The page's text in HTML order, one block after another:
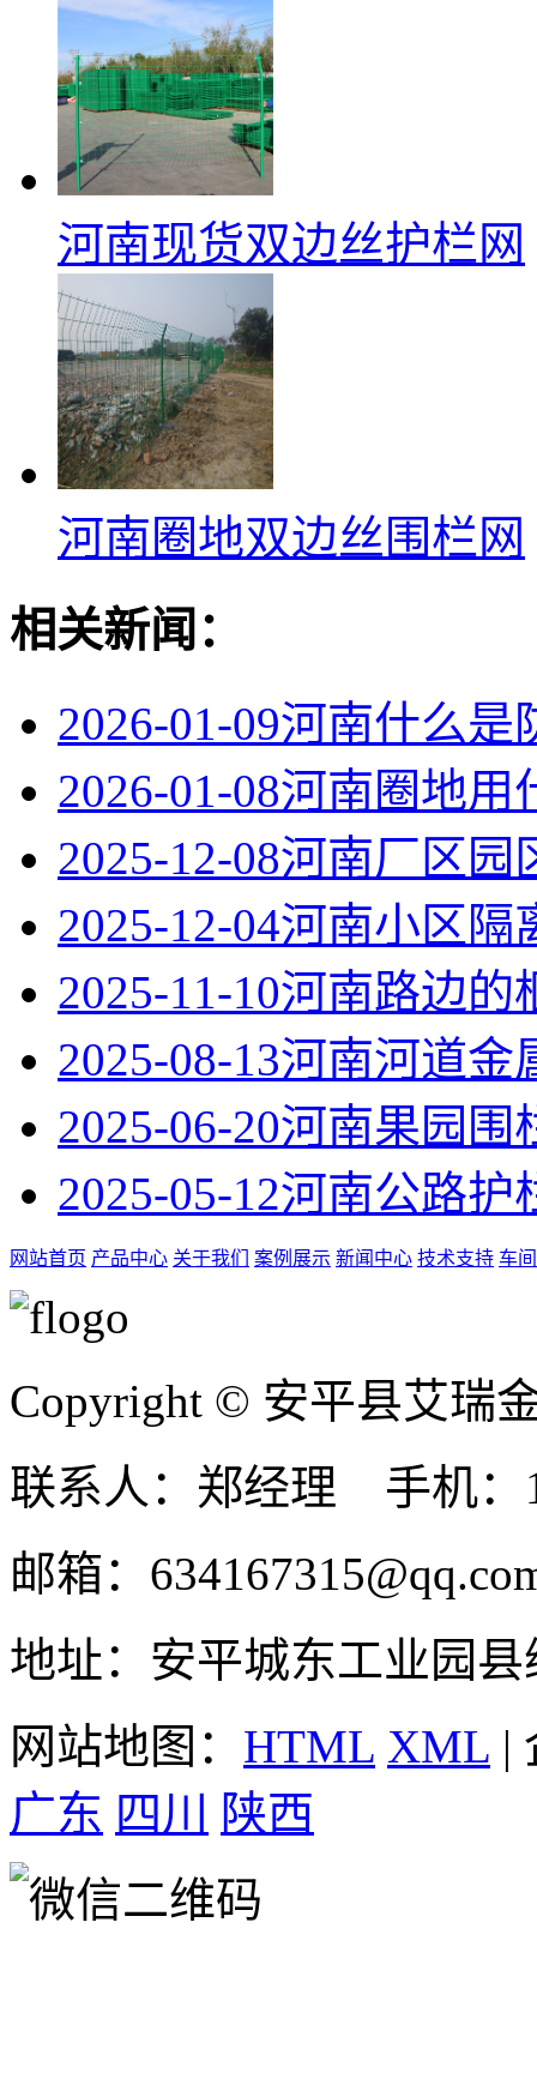
河南现货双边丝护栏网
河南圈地双边丝围栏网
相关新闻：
2026-01-09河南什么是
2026-01-08河南圈地用
2025-12-08河南厂区园
2025-12-04河南小区隔
2025-11-10河南路边的
2025-08-13河南河道金
2025-06-20河南果园围
2025-05-12河南公路护
网站首页 产品中心 关于我们 案例展示 新闻中心 技术支持 车
Copyright © 安平县艾瑞
联系人：郑经理 手机：
邮箱：
地址：安平城东工业园县
网站地图： HTML XML |
广东 四川 陕西